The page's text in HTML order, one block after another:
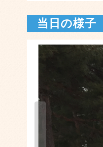
当日の様子